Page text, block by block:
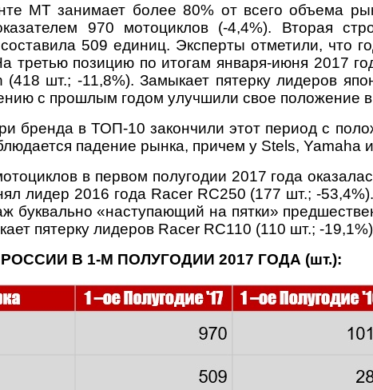
MT занимает более 80% от всего объема
970 мотоциклов (-4,4%). Вторая
509 единиц. Эксперты отметили, что
позицию по итогам января-июня 2017
шт.; -11,8%). Замыкает пятерку лидеров
с прошлым годом улучшили свое положение
бренда в ТОП-10 закончили этот период с
падение рынка, причем у Stels, Yamaha
в первом полугодии 2017 года
лидер 2016 года Racer RC250 (177 шт.; -
буквально «наступающий на пятки»
пятерку лидеров Racer RC110 (110 шт.; -
В 1-М ПОЛУГОДИИ 2017 ГОДА (шт.):